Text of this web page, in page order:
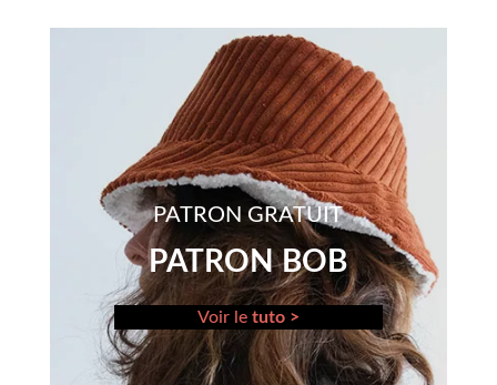
PATRON GRATUIT
PATRON BOB
Voir le tuto >